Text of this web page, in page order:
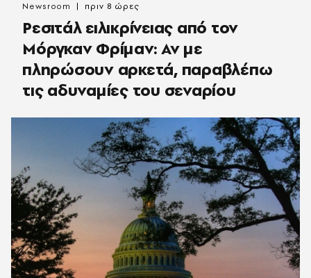
Ρεσιτάλ ειλικρίνειας από τον
Μόργκαν Φρίμαν: Αν με
πληρώσουν αρκετά, παραβλέπω
τις αδυναμίες του σεναρίου
Newsroom πριν 8 ώρες